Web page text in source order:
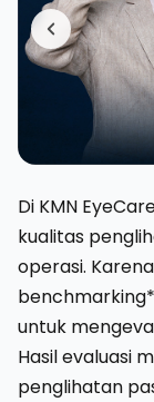
Di KMN
kualitas
operasi.
untuk
Hasil evaluasi
penglihatan